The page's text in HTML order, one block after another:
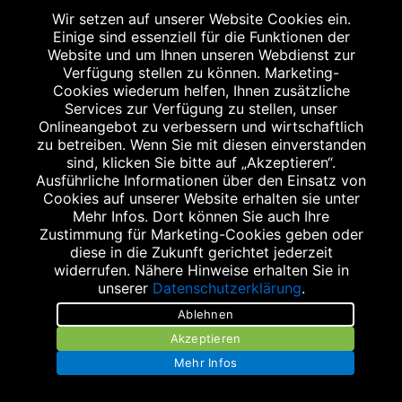
E-Mail: info@rain-apotheke.de
Internet:https://rain-apotheke-esslingen.de/
RAIN APOTHEKE
Kronenstraße 43
73734 Esslingen-Berkheim
ÖFFNUNGSZEITEN
Montag bis Freitag
08:00 bis 13:00 Uhr
Montag bis Freitag
14:00 bis 18:30 Uhr
Samstag
Wir setzen auf unserer Website Cookies ein.
Einige sind essenziell für die Funktionen der
Website und um Ihnen unseren Webdienst zur
Verfügung stellen zu können. Marketing-
Cookies wiederum helfen, Ihnen zusätzliche
Services zur Verfügung zu stellen, unser
Onlineangebot zu verbessern und wirtschaftlich
zu betreiben. Wenn Sie mit diesen einverstanden
sind, klicken Sie bitte auf „Akzeptieren“.
Ausführliche Informationen über den Einsatz von
Cookies auf unserer Website erhalten sie unter
Mehr Infos. Dort können Sie auch Ihre
Zustimmung für Marketing-Cookies geben oder
diese in die Zukunft gerichtet jederzeit
widerrufen. Nähere Hinweise erhalten Sie in
unserer Datenschutzerklärung.
Ablehnen
Akzeptieren
Mehr Infos